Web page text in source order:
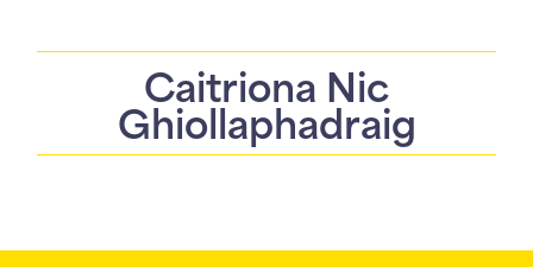
Caitriona Nic
Ghiollaphadraig